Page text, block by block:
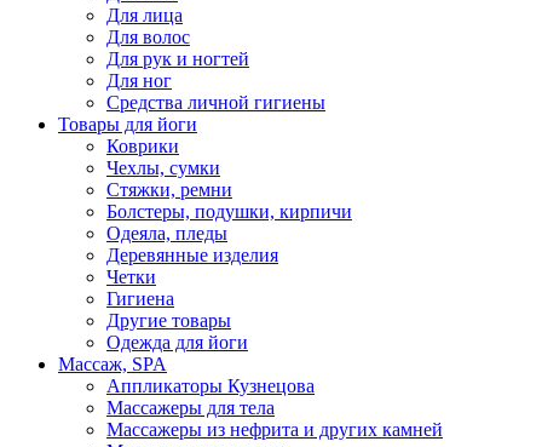
Для лица
Для волос
Для рук и ногтей
Для ног
Средства личной гигиены
Товары для йоги
Коврики
Чехлы, сумки
Стяжки, ремни
Болстеры, подушки, кирпичи
Одеяла, пледы
Деревянные изделия
Четки
Гигиена
Другие товары
Одежда для йоги
Массаж, SPA
Аппликаторы Кузнецова
Массажеры для тела
Массажеры из нефрита и других камней